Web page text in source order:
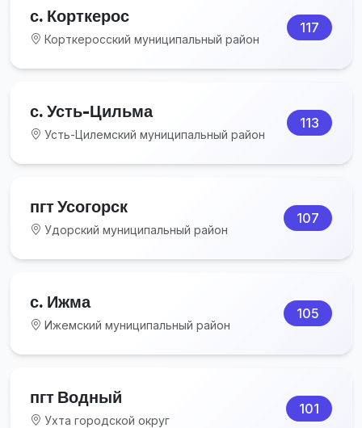
с. Корткерос
Корткеросский муниципальный район
117
с. Усть-Цильма
Усть-Цилемский муниципальный район
113
пгт Усогорск
Удорский муниципальный район
107
с. Ижма
Ижемский муниципальный район
105
пгт Водный
Ухта городской округ
101